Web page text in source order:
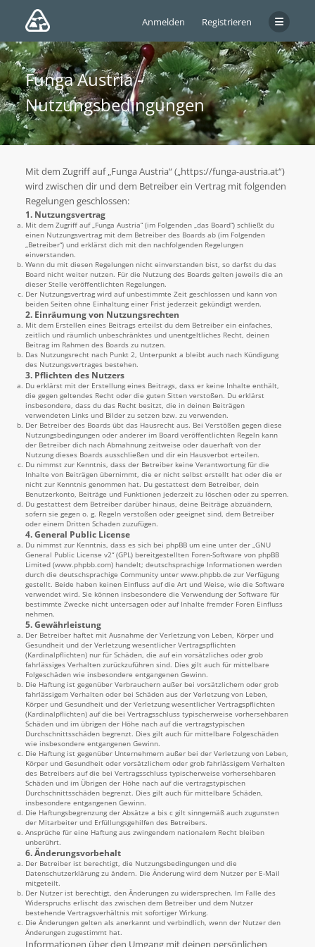
Anmelden Registrieren
Funga Austria -
Nutzungsbedingungen
Mit dem Zugriff auf „Funga Austria“ („https://funga-austria.at“)
wird zwischen dir und dem Betreiber ein Vertrag mit folgenden
Regelungen geschlossen:
1. Nutzungsvertrag
Mit dem Zugriff auf „Funga Austria“ (im Folgenden „das Board“) schließt du
einen Nutzungsvertrag mit dem Betreiber des Boards ab (im Folgenden
„Betreiber“) und erklärst dich mit den nachfolgenden Regelungen
einverstanden.
Wenn du mit diesen Regelungen nicht einverstanden bist, so darfst du das
Board nicht weiter nutzen. Für die Nutzung des Boards gelten jeweils die an
dieser Stelle veröffentlichten Regelungen.
Der Nutzungsvertrag wird auf unbestimmte Zeit geschlossen und kann von
beiden Seiten ohne Einhaltung einer Frist jederzeit gekündigt werden.
2. Einräumung von Nutzungsrechten
Mit dem Erstellen eines Beitrags erteilst du dem Betreiber ein einfaches,
zeitlich und räumlich unbeschränktes und unentgeltliches Recht, deinen
Beitrag im Rahmen des Boards zu nutzen.
Das Nutzungsrecht nach Punkt 2, Unterpunkt a bleibt auch nach Kündigung
des Nutzungsvertrages bestehen.
3. Pflichten des Nutzers
Du erklärst mit der Erstellung eines Beitrags, dass er keine Inhalte enthält,
die gegen geltendes Recht oder die guten Sitten verstoßen. Du erklärst
insbesondere, dass du das Recht besitzt, die in deinen Beiträgen
verwendeten Links und Bilder zu setzen bzw. zu verwenden.
Der Betreiber des Boards übt das Hausrecht aus. Bei Verstößen gegen diese
Nutzungsbedingungen oder anderer im Board veröffentlichten Regeln kann
der Betreiber dich nach Abmahnung zeitweise oder dauerhaft von der
Nutzung dieses Boards ausschließen und dir ein Hausverbot erteilen.
Du nimmst zur Kenntnis, dass der Betreiber keine Verantwortung für die
Inhalte von Beiträgen übernimmt, die er nicht selbst erstellt hat oder die er
nicht zur Kenntnis genommen hat. Du gestattest dem Betreiber, dein
Benutzerkonto, Beiträge und Funktionen jederzeit zu löschen oder zu sperren.
Du gestattest dem Betreiber darüber hinaus, deine Beiträge abzuändern,
sofern sie gegen o. g. Regeln verstoßen oder geeignet sind, dem Betreiber
oder einem Dritten Schaden zuzufügen.
4. General Public License
Du nimmst zur Kenntnis, dass es sich bei phpBB um eine unter der „GNU
General Public License v2“ (GPL) bereitgestellten Foren-Software von phpBB
Limited (www.phpbb.com) handelt; deutschsprachige Informationen werden
durch die deutschsprachige Community unter www.phpbb.de zur Verfügung
gestellt. Beide haben keinen Einfluss auf die Art und Weise, wie die Software
verwendet wird. Sie können insbesondere die Verwendung der Software für
bestimmte Zwecke nicht untersagen oder auf Inhalte fremder Foren Einfluss
nehmen.
5. Gewährleistung
Der Betreiber haftet mit Ausnahme der Verletzung von Leben, Körper und
Gesundheit und der Verletzung wesentlicher Vertragspflichten
(Kardinalpflichten) nur für Schäden, die auf ein vorsätzliches oder grob
fahrlässiges Verhalten zurückzuführen sind. Dies gilt auch für mittelbare
Folgeschäden wie insbesondere entgangenen Gewinn.
Die Haftung ist gegenüber Verbrauchern außer bei vorsätzlichem oder grob
fahrlässigem Verhalten oder bei Schäden aus der Verletzung von Leben,
Körper und Gesundheit und der Verletzung wesentlicher Vertragspflichten
(Kardinalpflichten) auf die bei Vertragsschluss typischerweise vorhersehbaren
Schäden und im übrigen der Höhe nach auf die vertragstypischen
Durchschnittsschäden begrenzt. Dies gilt auch für mittelbare Folgeschäden
wie insbesondere entgangenen Gewinn.
Die Haftung ist gegenüber Unternehmern außer bei der Verletzung von Leben,
Körper und Gesundheit oder vorsätzlichem oder grob fahrlässigem Verhalten
des Betreibers auf die bei Vertragsschluss typischerweise vorhersehbaren
Schäden und im Übrigen der Höhe nach auf die vertragstypischen
Durchschnittsschäden begrenzt. Dies gilt auch für mittelbare Schäden,
insbesondere entgangenen Gewinn.
Die Haftungsbegrenzung der Absätze a bis c gilt sinngemäß auch zugunsten
der Mitarbeiter und Erfüllungsgehilfen des Betreibers.
Ansprüche für eine Haftung aus zwingendem nationalem Recht bleiben
unberührt.
6. Änderungsvorbehalt
Der Betreiber ist berechtigt, die Nutzungsbedingungen und die
Datenschutzerklärung zu ändern. Die Änderung wird dem Nutzer per E-Mail
mitgeteilt.
Der Nutzer ist berechtigt, den Änderungen zu widersprechen. Im Falle des
Widerspruchs erlischt das zwischen dem Betreiber und dem Nutzer
bestehende Vertragsverhältnis mit sofortiger Wirkung.
Die Änderungen gelten als anerkannt und verbindlich, wenn der Nutzer den
Änderungen zugestimmt hat.
Informationen über den Umgang mit deinen persönlichen